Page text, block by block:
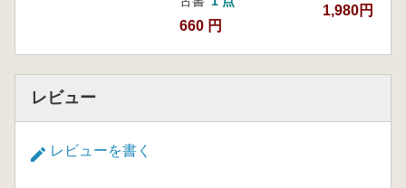
660 円
1,980円
レビュー
レビューを書く